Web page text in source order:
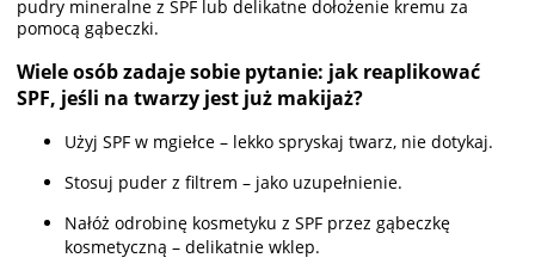
pudry mineralne z SPF lub delikatne dołożenie kremu za
pomocą gąbeczki.
Wiele osób zadaje sobie pytanie: jak reaplikować
SPF, jeśli na twarzy jest już makijaż?
Użyj SPF w mgiełce – lekko spryskaj twarz, nie dotykaj.
Stosuj puder z filtrem – jako uzupełnienie.
Nałóż odrobinę kosmetyku z SPF przez gąbeczkę
kosmetyczną – delikatnie wklep.